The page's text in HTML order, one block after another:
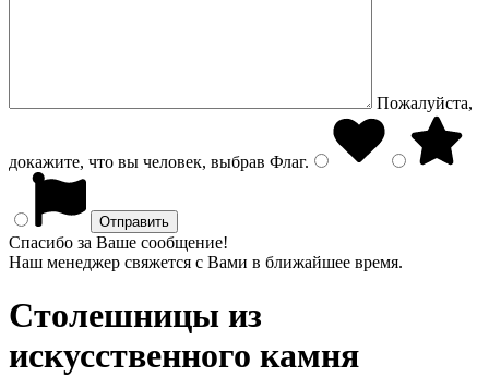
Пожалуйста,
докажите, что вы человек, выбрав Флаг.
Спасибо за Ваше сообщение!
Наш менеджер свяжется с Вами в ближайшее время.
Столешницы из
искусственного камня